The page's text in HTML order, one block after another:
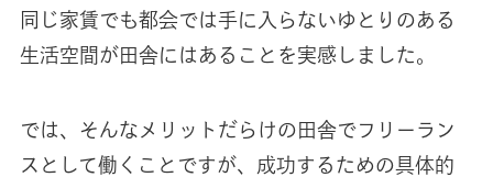
同じ家賃でも都会では手に入らないゆとりのある
生活空間が田舎にはあることを実感しました。
では、そんなメリットだらけの田舎でフリーラン
スとして働くことですが、成功するための具体的